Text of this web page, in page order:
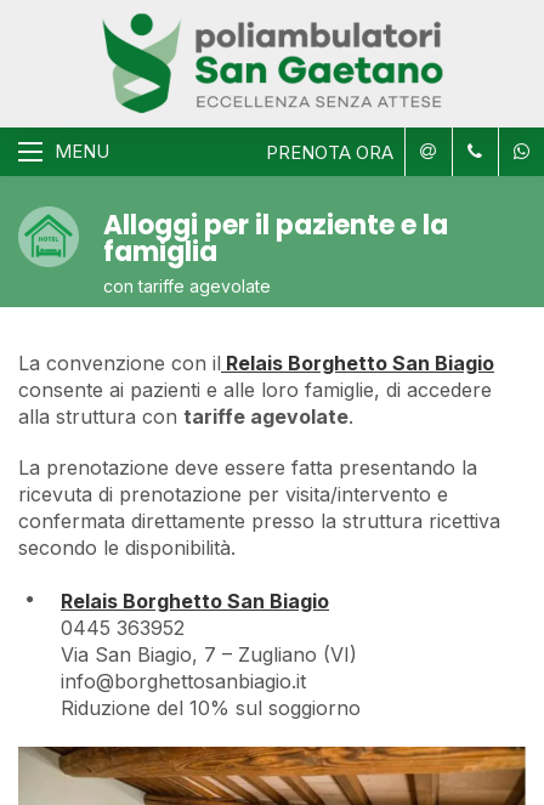
Alloggi per il paziente e la
famiglia
con tariffe agevolate
La convenzione con il Relais Borghetto San Biagio
consente ai pazienti e alle loro famiglie, di accedere
alla struttura con tariffe agevolate.
La prenotazione deve essere fatta presentando la
ricevuta di prenotazione per visita/intervento e
confermata direttamente presso la struttura ricettiva
secondo le disponibilità.
Relais Borghetto San Biagio
0445 363952
Via San Biagio, 7 – Zugliano (VI)
info@borghettosanbiagio.it
Riduzione del 10% sul soggiorno
MENU PRENOTA ORA